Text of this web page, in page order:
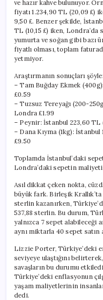
ve hazır kahve bulunuyor.
fiyatı 1.234,90 TL (20,09 £)
9,50 £. Benzer şekilde,
TL (10,15 £) iken, Londra’da
yumurta ve soğan gibi bazı
fiyatlı olması, toplam
yetmiyor.
Araştırmanın sonuçları şöyle:
– Tam Buğday Ekmek
£0.59
– Tuzsuz Tereyağı (200-
Londra £1.99
– Peynir: İstanbul 223,60 TL
– Dana Kıyma (1kg):
£9.50
Toplamda İstanbul’daki
Londra’daki sepetin
Asıl dikkat çeken nokta,
büyük fark. Birleşik
sterlin kazanırken,
537,88 sterlin. Bu durum,
yalnızca 7 sepet alabileceği
aynı miktarla 40 sepet satın
Lizzie Porter, Türkiye’deki
seviyeye ulaştığını
savaşların bu durumu
Türkiye’deki enflasyonun
yaşam maliyetlerinin
dedi.